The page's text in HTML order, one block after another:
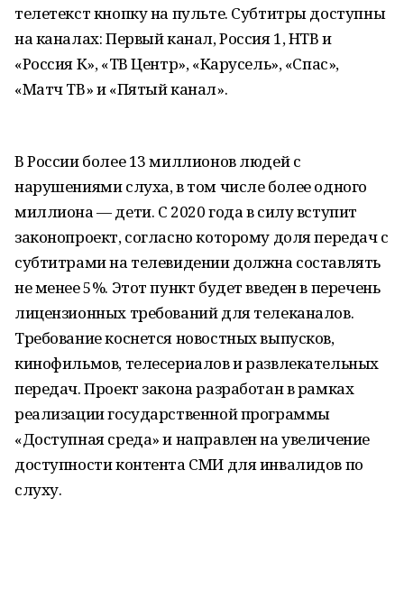
телетекст кнопку на пульте. Субтитры доступны
на каналах: Первый канал, Россия 1, НТВ и
«Россия К», «ТВ Центр», «Карусель», «Спас»,
«Матч ТВ» и «Пятый канал».
В России более 13 миллионов людей с
нарушениями слуха, в том числе более одного
миллиона — дети. С 2020 года в силу вступит
законопроект, согласно которому доля передач с
субтитрами на телевидении должна составлять
не менее 5%. Этот пункт будет введен в перечень
лицензионных требований для телеканалов.
Требование коснется новостных выпусков,
кинофильмов, телесериалов и развлекательных
передач. Проект закона разработан в рамках
реализации государственной программы
«Доступная среда» и направлен на увеличение
доступности контента СМИ для инвалидов по
слуху.